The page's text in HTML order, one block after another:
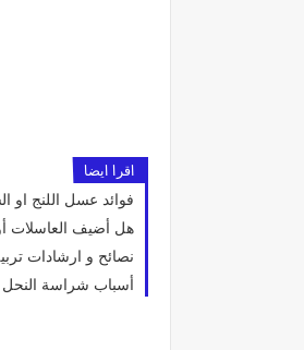
اقرا ايضا
فوائد عسل اللنج او
هل أضيف العاسلات
نصائح و ارشادات
أسباب شراسة النحل